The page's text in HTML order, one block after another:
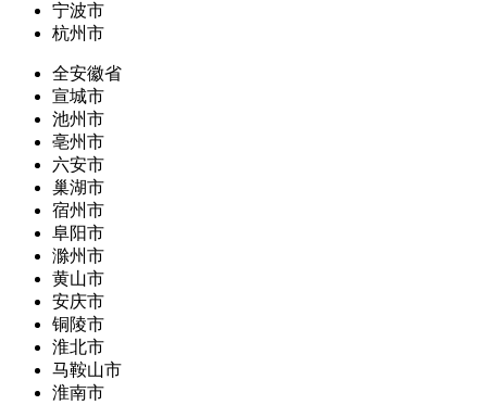
宁波市
杭州市
全安徽省
宣城市
池州市
亳州市
六安市
巢湖市
宿州市
阜阳市
滁州市
黄山市
安庆市
铜陵市
淮北市
马鞍山市
淮南市